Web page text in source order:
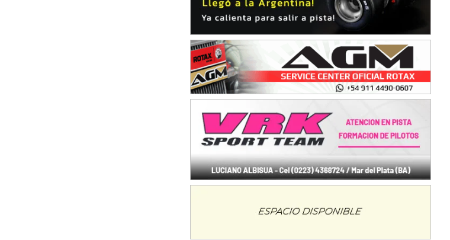
TUCUMANO - F5
Juan Navarro (Asfalto)
El Timbó (Tucumán)